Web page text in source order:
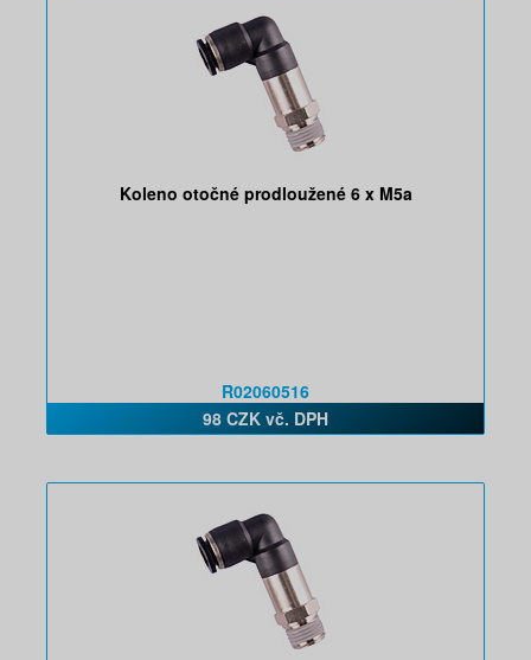
Koleno otočné prodloužené 6 x M5a
R02060516
98 CZK vč. DPH